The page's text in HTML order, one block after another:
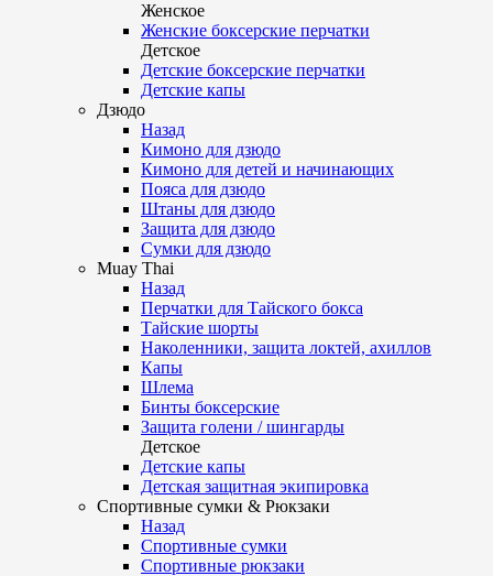
Женское
Женские боксерские перчатки
Детское
Детские боксерские перчатки
Детские капы
Дзюдо
Назад
Кимоно для дзюдо
Кимоно для детей и начинающих
Пояса для дзюдо
Штаны для дзюдо
Защита для дзюдо
Сумки для дзюдо
Muay Thai
Назад
Перчатки для Тайского бокса
Тайские шорты
Наколенники, защита локтей, ахиллов
Капы
Шлема
Бинты боксерские
Защита голени / шингарды
Детское
Детские капы
Детская защитная экипировка
Спортивные сумки & Рюкзаки
Назад
Спортивные сумки
Спортивные рюкзаки